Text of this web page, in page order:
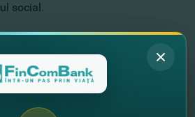
social.